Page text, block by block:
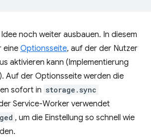
noch weiter ausbauen. In diesem
eineOptionsseite, auf der der Nutzer
aktivieren kann (Implementierung
Auf der Optionsseite werden die
sofort in storage.sync
Service-Worker verwendet
, um die Einstellung so schnell wie